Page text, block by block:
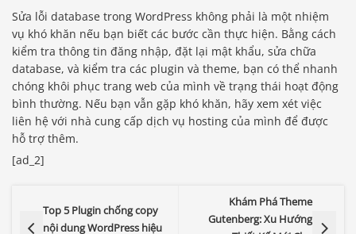
Sửa lỗi database trong WordPress không phải là một nhiệm
vụ khó khăn nếu bạn biết các bước cần thực hiện. Bằng cách
kiểm tra thông tin đăng nhập, đặt lại mật khẩu, sửa chữa
database, và kiểm tra các plugin và theme, bạn có thể nhanh
chóng khôi phục trang web của mình về trạng thái hoạt động
bình thường. Nếu bạn vẫn gặp khó khăn, hãy xem xét việc
liên hệ với nhà cung cấp dịch vụ hosting của mình để được
hỗ trợ thêm.
[ad_2]
Top 5 Plugin chống copy
nội dung WordPress hiệu
Khám Phá Theme
Gutenberg: Xu Hướng
Báo giá & Đặt hàng:
0903.976.769